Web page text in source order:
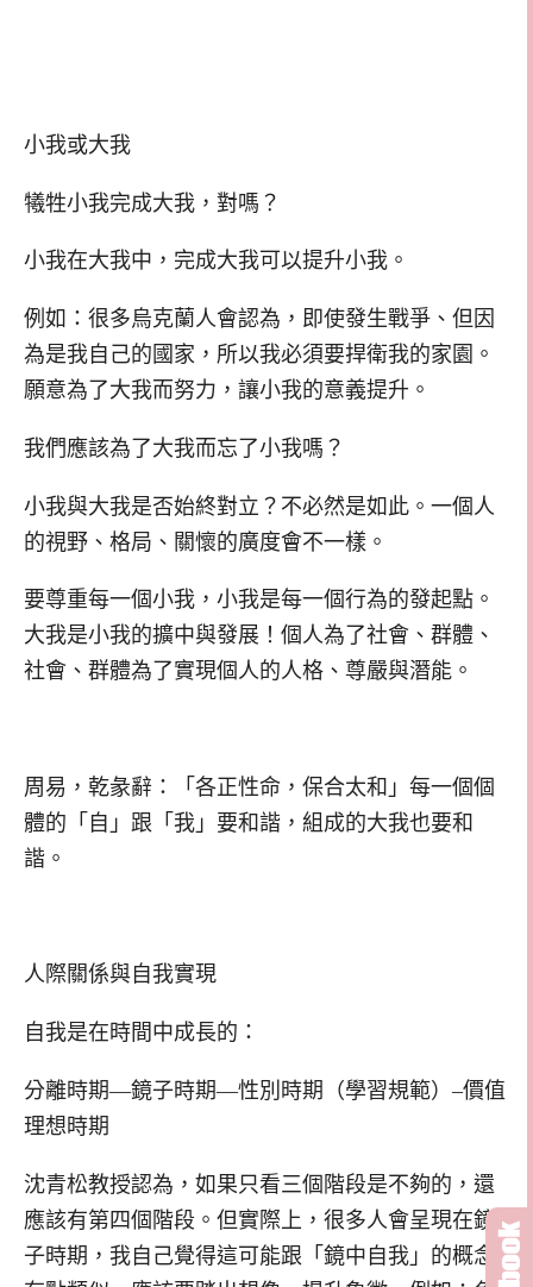
小我或大我
犧牲小我完成大我，對嗎？
小我在大我中，完成大我可以提升小我。
例如：很多烏克蘭人會認為，即使發生戰爭、但因
為是我自己的國家，所以我必須要捍衛我的家園。
願意為了大我而努力，讓小我的意義提升。
我們應該為了大我而忘了小我嗎？
小我與大我是否始終對立？不必然是如此。一個人
的視野、格局、關懷的廣度會不一樣。
要尊重每一個小我，小我是每一個行為的發起點。
大我是小我的擴中與發展！個人為了社會、群體、
社會、群體為了實現個人的人格、尊嚴與潛能。
周易，乾彖辭：「各正性命，保合太和」每一個個
體的「自」跟「我」要和諧，組成的大我也要和
諧。
人際關係與自我實現
自我是在時間中成長的：
分離時期—鏡子時期—性別時期（學習規範）–價值
理想時期
沈青松教授認為，如果只看三個階段是不夠的，還
應該有第四個階段。但實際上，很多人會呈現在鏡
子時期，我自己覺得這可能跟「鏡中自我」的概念